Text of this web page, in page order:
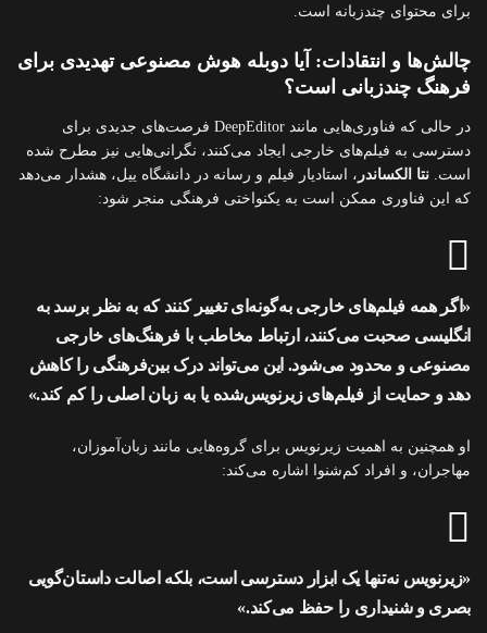
برای محتوای چندزبانه است.
چالش‌ها و انتقادات: آیا دوبله هوش مصنوعی تهدیدی برای
فرهنگ چندزبانی است؟
در حالی که فناوری‌هایی مانند DeepEditor فرصت‌های جدیدی برای
دسترسی به فیلم‌های خارجی ایجاد می‌کنند، نگرانی‌هایی نیز مطرح شده
است. نتا الکساندر ، استادیار فیلم و رسانه در دانشگاه ییل، هشدار می‌دهد
که این فناوری ممکن است به یکنواختی فرهنگی منجر شود:
«اگر همه فیلم‌های خارجی به‌گونه‌ای تغییر کنند که به نظر برسد به
انگلیسی صحبت می‌کنند، ارتباط مخاطب با فرهنگ‌های خارجی
مصنوعی و محدود می‌شود. این می‌تواند درک بین‌فرهنگی را کاهش
دهد و حمایت از فیلم‌های زیرنویس‌شده یا به زبان اصلی را کم کند.»
او همچنین به اهمیت زیرنویس برای گروه‌هایی مانند زبان‌آموزان،
مهاجران، و افراد کم‌شنوا اشاره می‌کند:
«زیرنویس نه‌تنها یک ابزار دسترسی است، بلکه اصالت داستان‌گویی
بصری و شنیداری را حفظ می‌کند.»